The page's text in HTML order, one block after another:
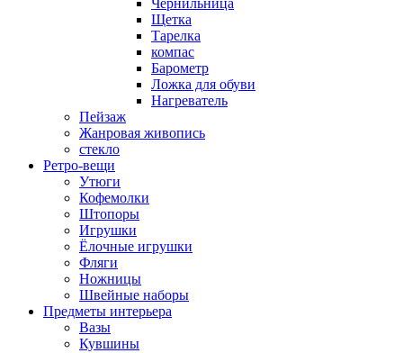
Щетка
Тарелка
компас
Барометр
Ложка для обуви
Нагреватель
Пейзаж
Жанровая живопись
стекло
Ретро-вещи
Утюги
Кофемолки
Штопоры
Игрушки
Ёлочные игрушки
Фляги
Ножницы
Швейные наборы
Предметы интерьера
Вазы
Кувшины